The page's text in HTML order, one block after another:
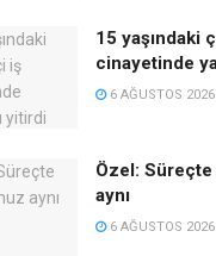
15 yaşındaki
cinayetinde
6 AĞUSTOS 2026
Özel:
aynı
6 AĞUSTOS 2026